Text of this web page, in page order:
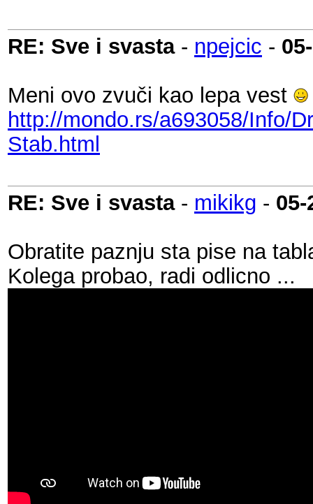
RE: Sve i svasta- npejcic -
Meni ovo zvuči kao lepa vest
http://mondo.rs/a693058/Info/
Stab.html
RE: Sve i svasta- mikikg - 05-
Obratite paznju sta pise na
Kolega probao, radi odlicno ...